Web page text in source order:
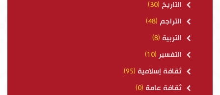
التاريخ (30)
التراجم (48)
التربية (8)
التفسير (10)
ثقافة إسلامية (95)
ثقافة عامة (0)